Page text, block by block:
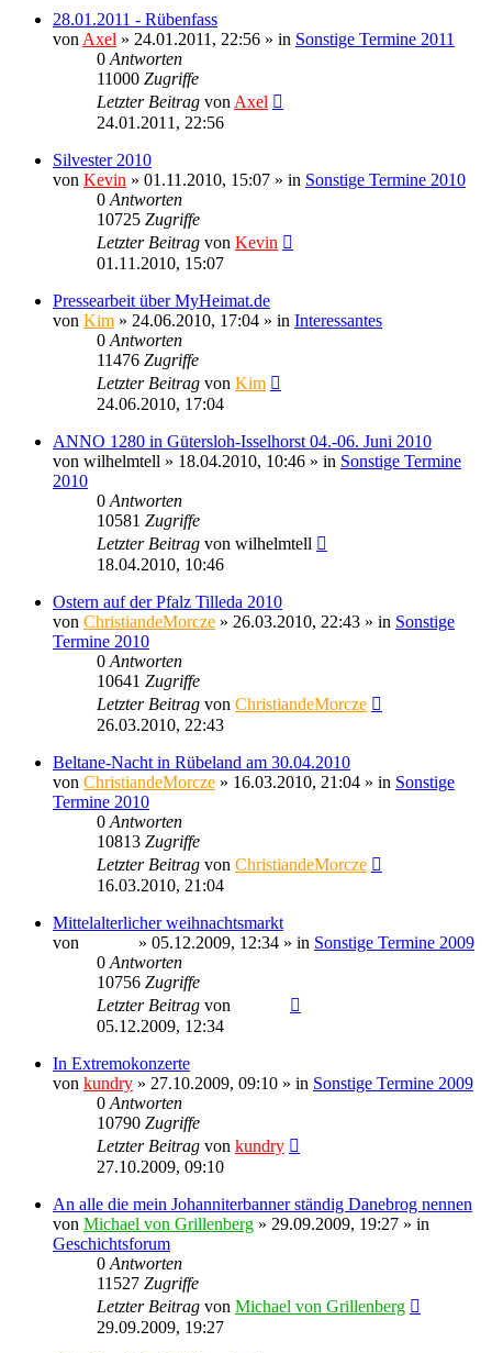
28.01.2011 - Rübenfass
von Axel » 24.01.2011, 22:56 » in Sonstige Termine 2011
0 Antworten
11000 Zugriffe
Letzter Beitrag von Axel
24.01.2011, 22:56
Silvester 2010
von Kevin » 01.11.2010, 15:07 » in Sonstige Termine 2010
0 Antworten
10725 Zugriffe
Letzter Beitrag von Kevin
01.11.2010, 15:07
Pressearbeit über MyHeimat.de
von Kim » 24.06.2010, 17:04 » in Interessantes
0 Antworten
11476 Zugriffe
Letzter Beitrag von Kim
24.06.2010, 17:04
ANNO 1280 in Gütersloh-Isselhorst 04.-06. Juni 2010
von wilhelmtell » 18.04.2010, 10:46 » in Sonstige Termine
2010
0 Antworten
10581 Zugriffe
Letzter Beitrag von wilhelmtell
18.04.2010, 10:46
Ostern auf der Pfalz Tilleda 2010
von ChristiandeMorcze » 26.03.2010, 22:43 » in Sonstige
Termine 2010
0 Antworten
10641 Zugriffe
Letzter Beitrag von ChristiandeMorcze
26.03.2010, 22:43
Beltane-Nacht in Rübeland am 30.04.2010
von ChristiandeMorcze » 16.03.2010, 21:04 » in Sonstige
Termine 2010
0 Antworten
10813 Zugriffe
Letzter Beitrag von ChristiandeMorcze
16.03.2010, 21:04
Mittelalterlicher weihnachtsmarkt
von
» 05.12.2009, 12:34 » in Sonstige Termine 2009
0 Antworten
10756 Zugriffe
Letzter Beitrag von
05.12.2009, 12:34
In Extremokonzerte
von kundry » 27.10.2009, 09:10 » in Sonstige Termine 2009
0 Antworten
10790 Zugriffe
Letzter Beitrag von kundry
27.10.2009, 09:10
An alle die mein Johanniterbanner ständig Danebrog nennen
von Michael von Grillenberg » 29.09.2009, 19:27 » in
Geschichtsforum
0 Antworten
11527 Zugriffe
Letzter Beitrag von Michael von Grillenberg
29.09.2009, 19:27